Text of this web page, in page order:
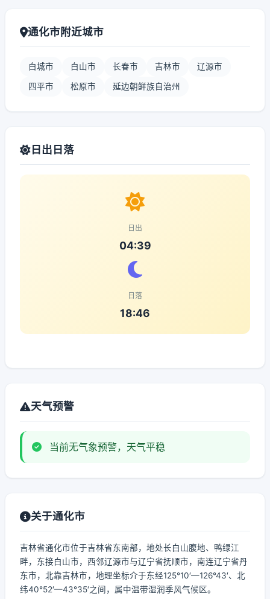
通化市附近城市
白城市 白山市 长春市 吉林市 辽源市
四平市 松原市 延边朝鲜族自治州
日出日落
日出
04:39
日落
18:46
天气预警
当前无气象预警，天气平稳
关于通化市
吉林省通化市位于吉林省东南部，地处长白山腹地、鸭绿江
畔，东接白山市，西邻辽源市与辽宁省抚顺市，南连辽宁省丹
东市，北靠吉林市，地理坐标介于东经125°10′—126°43′、北
纬40°52′—43°35′之间，属中温带湿润季风气候区。